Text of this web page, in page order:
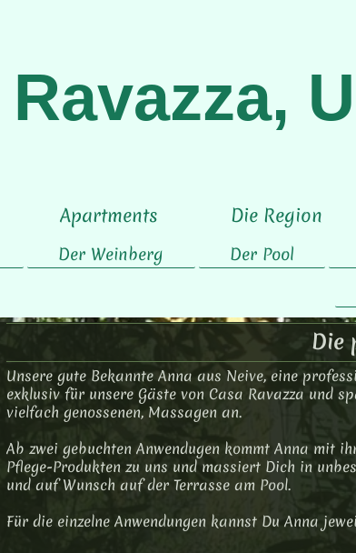
Ravazza,
Apartments Die Region
Der Weinberg Der Pool
Die
Unsere gute Bekannte Anna aus Neive, eine
exklusiv für unsere Gäste von Casa Ravazza und
vielfach genossenen, Massagen an.
Ab zwei gebuchten Anwendugen kommt Anna mit
Pflege-Produkten zu uns und massiert Dich in
und auf Wunsch auf der Terrasse am Pool.
Für die einzelne Anwendungen kannst Du Anna